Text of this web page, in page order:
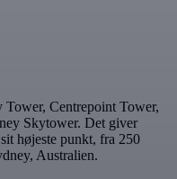
Tower, Centrepoint Tower,
Skytower. Det giver
højeste punkt, fra 250
Australien.